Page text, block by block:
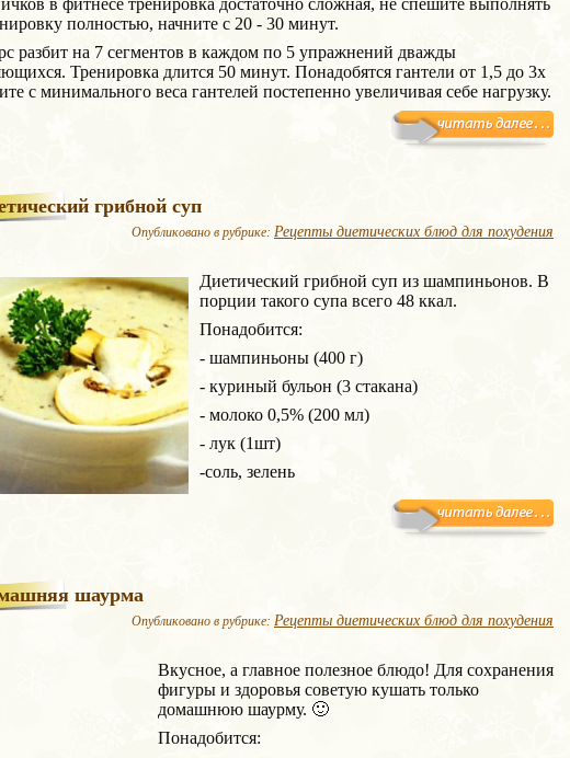
в фитнесе тренировка достаточно сложная, не спешите выполнять
полностью, начните с 20 - 30 минут.
разбит на 7 сегментов в каждом по 5 упражнений дважды
Тренировка длится 50 минут. Понадобятся гантели от 1,5 до 3х
с минимального веса гантелей постепенно увеличивая себе нагрузку.
грибной суп
Опубликовано в рубрике: Рецепты диетических блюд для похудения
Диетический грибной суп из шампиньонов. В
порции такого супа всего 48 ккал.
Понадобится:
- шампиньоны (400 г)
- куриный бульон (3 стакана)
- молоко 0,5% (200 мл)
- лук (1шт)
-соль, зелень
шаурма
Опубликовано в рубрике: Рецепты диетических блюд для похудения
Вкусное, а главное полезное блюдо! Для сохранения
фигуры и здоровья советую кушать только
домашнюю шаурму. 🙂
Понадобится: